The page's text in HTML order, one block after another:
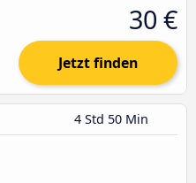
30 €
Jetzt finden
4 Std 50 Min